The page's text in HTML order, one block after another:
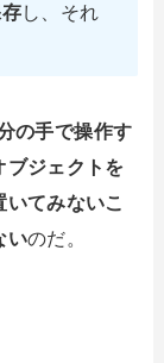
し、それ
の手で操作す
ブジェクトを
てみないこ
いのだ。